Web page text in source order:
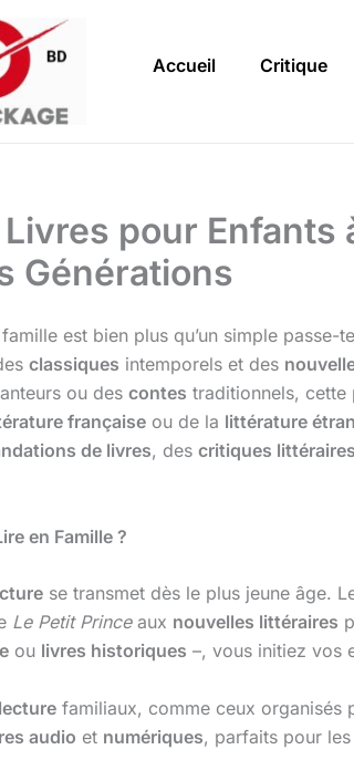
Accueil Critique
Livres pour Enfants
Générations
est bien plus qu’un simple
classiques intemporels et des
ou des contes traditionnels, cette
française ou de la littérature
de livres, des critiques littéraires
en Famille ?
se transmet dès le plus jeune âge.
Le Petit Princeaux nouvelles littéraires
ou livres historiques –, vous initiez vos
familiaux, comme ceux organisés
audio et numériques, parfaits pour